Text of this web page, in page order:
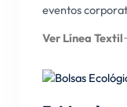
eventos
Ver Línea Textil